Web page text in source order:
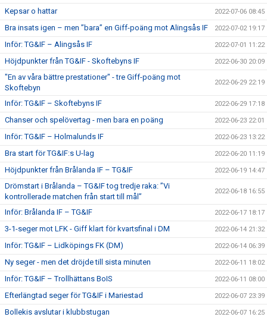
Kepsar o hattar 2022-07-06 08:45
Bra insats igen – men ”bara” en Giff-poäng mot Alingsås IF 2022-07-02 19:17
Inför: TG&IF – Alingsås IF 2022-07-01 11:22
Höjdpunkter från TG&IF - Skoftebyns IF 2022-06-30 20:09
"En av våra bättre prestationer" - tre Giff-poäng mot
Skoftebyn
2022-06-29 22:19
Inför: TG&IF – Skoftebyns IF 2022-06-29 17:18
Chanser och spelövertag - men bara en poäng 2022-06-23 22:01
Inför: TG&IF – Holmalunds IF 2022-06-23 13:22
Bra start för TG&IF:s U-lag 2022-06-20 11:19
Höjdpunkter från Brålanda IF – TG&IF 2022-06-19 14:47
Drömstart i Brålanda – TG&IF tog tredje raka: ”Vi
kontrollerade matchen från start till mål”
2022-06-18 16:55
Inför: Brålanda IF – TG&IF 2022-06-17 18:17
3-1-seger mot LFK - Giff klart för kvartsfinal i DM 2022-06-14 21:32
Inför: TG&IF – Lidköpings FK (DM) 2022-06-14 06:39
Ny seger - men det dröjde till sista minuten 2022-06-11 18:02
Inför: TG&IF – Trollhättans BoIS 2022-06-11 08:00
Efterlängtad seger för TG&IF i Mariestad 2022-06-07 23:39
Bollekis avslutar i klubbstugan 2022-06-07 16:25